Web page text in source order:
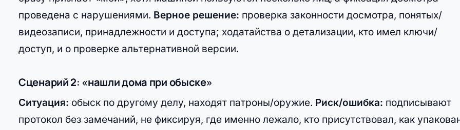
проведена с нарушениями. Верное решение: проверка законности досмотра, понятых/
видеозаписи, принадлежности и доступа; ходатайства о детализации, кто имел ключи/
доступ, и о проверке альтернативной версии.
Сценарий 2: «нашли дома при обыске»
Ситуация: обыск по другому делу, находят патроны/оружие. Риск/ошибка: подписывают
протокол без замечаний, не фиксируя, где именно лежало, кто присутствовал, как